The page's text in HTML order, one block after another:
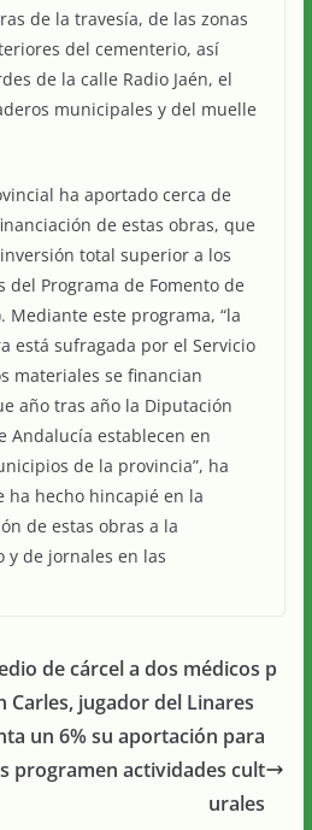
de la travesía, de las zonas
del cementerio, así
de la calle Radio Jaén, el
municipales y del muelle
ha aportado cerca de
de estas obras, que
total superior a los
del Programa de Fomento de
Mediante este programa, “la
está sufragada por el Servicio
materiales se financian
año tras año la Diputación
Andalucía establecen en
de la provincia”, ha
ha hecho hincapié en la
de estas obras a la
y de jornales en las
de cárcel a dos médicos p
Carles, jugador del Linares
un 6% su aportación para
programen actividades cult
urales